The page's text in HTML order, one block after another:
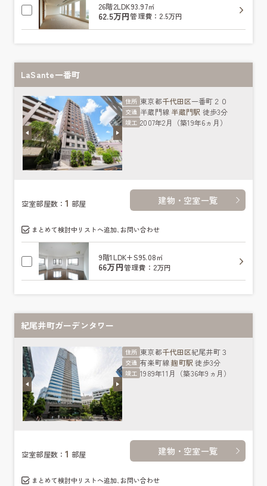
26階2LDK93.97㎡
62.5万円管理費：2.5万円
LaSante一番町
住所 東京都千代田区一番町２０
交通 半蔵門線 半蔵門駅 徒歩3分
竣工 2007年2月（築19年6ヵ月）
空室部屋数：1 部屋 建物・空室一覧
まとめて検討中リストへ追加､お問い合わせ
9階1LDK+S95.08㎡
66万円管理費：2万円
紀尾井町ガーデンタワー
住所 東京都千代田区紀尾井町３
交通 有楽町線麹町駅 徒歩3分
竣工 1989年11月（築36年9ヵ月）
空室部屋数：1 部屋 建物・空室一覧
まとめて検討中リストへ追加､お問い合わせ